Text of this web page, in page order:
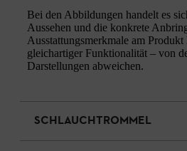
Bei den Abbildungen handelt es
Aussehen und die konkrete
Ausstattungsmerkmale am Produkt
gleichartiger Funktionalität – von
Darstellungen abweichen.
SCHLAUCHTROMMEL